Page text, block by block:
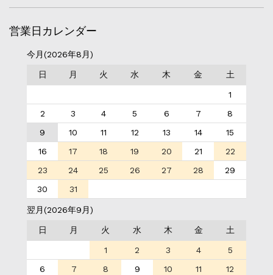
営業日カレンダー
今月(2026年8月)
日 月 火 水 木 金 土
1
2
3 4 5 6 7
8
9
10 11 12 13 14
15
16
17 18 19 20 21
22
23
24 25 26 27 28
29
30
31
翌月(2026年9月)
日 月 火 水 木 金 土
1 2 3 4
5
6
7 8 9 10 11
12